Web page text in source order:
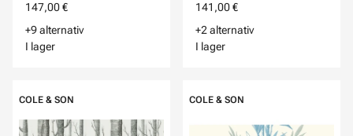
147,00 €
+9 alternativ
I lager
141,00 €
+2 alternativ
I lager
COLE & SON COLE & SON